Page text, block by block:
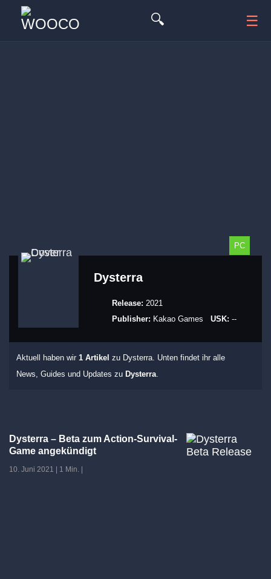
🔍 ☰
PC
Dysterra
Release: 2021
Publisher: Kakao Games USK: --
Aktuell haben wir 1 Artikel zu Dysterra. Unten findet ihr alle
News, Guides und Updates zu Dysterra.
Dysterra – Beta zum Action-Survival-
Game angekündigt
10. Juni 2021 1 Min.